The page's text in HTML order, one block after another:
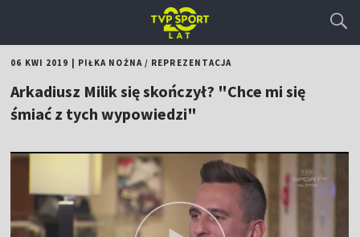
06 KWI 2019 PIŁKA NOŻNA/ REPREZENTACJA
Arkadiusz Milik się skończył? "Chce mi się
śmiać z tych wypowiedzi"